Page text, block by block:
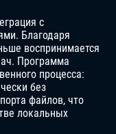
с
Благодаря
воспринимается
Программа
процесса:
без
файлов, что
локальных